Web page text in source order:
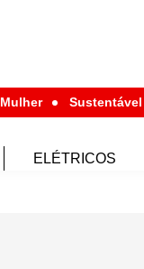
Mulher Sustentável
ELÉTRICOS